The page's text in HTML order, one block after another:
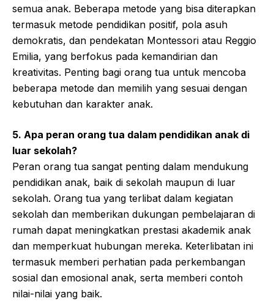
semua anak. Beberapa metode yang bisa diterapkan
termasuk metode pendidikan positif, pola asuh
demokratis, dan pendekatan Montessori atau Reggio
Emilia, yang berfokus pada kemandirian dan
kreativitas. Penting bagi orang tua untuk mencoba
beberapa metode dan memilih yang sesuai dengan
kebutuhan dan karakter anak.
5. Apa peran orang tua dalam pendidikan anak di
luar sekolah?
Peran orang tua sangat penting dalam mendukung
pendidikan anak, baik di sekolah maupun di luar
sekolah. Orang tua yang terlibat dalam kegiatan
sekolah dan memberikan dukungan pembelajaran di
rumah dapat meningkatkan prestasi akademik anak
dan memperkuat hubungan mereka. Keterlibatan ini
termasuk memberi perhatian pada perkembangan
sosial dan emosional anak, serta memberi contoh
nilai-nilai yang baik.